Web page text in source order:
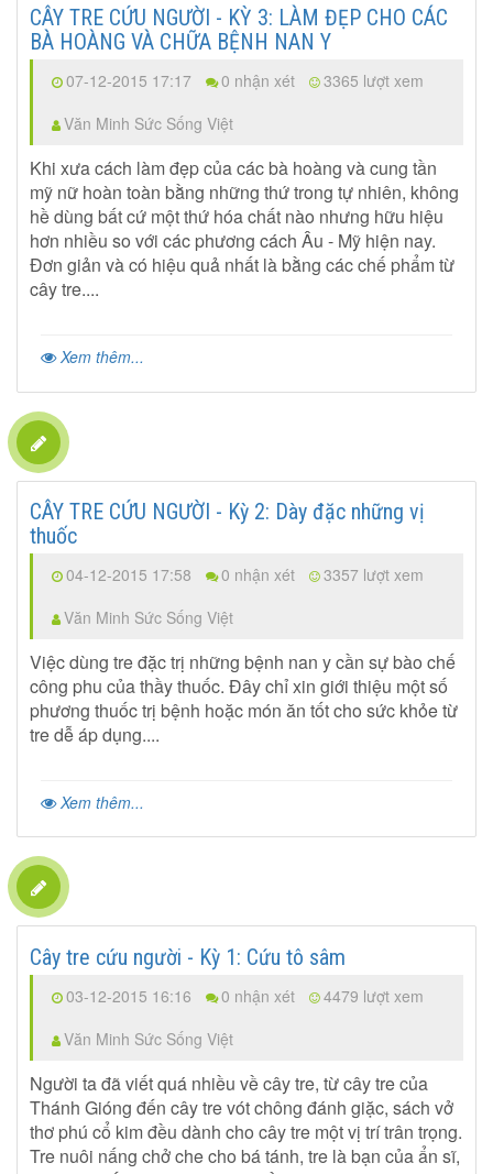
CÂY TRE CỨU NGƯỜI - KỲ 3: LÀM ĐẸP CHO CÁC
BÀ HOÀNG VÀ CHỮA BỆNH NAN Y
07-12-2015 17:17 0 nhận xét
3365 lượt xem
Văn Minh Sức Sống Việt
Khi xưa cách làm đẹp của các bà hoàng và cung tần
mỹ nữ hoàn toàn bằng những thứ trong tự nhiên, không
hề dùng bất cứ một thứ hóa chất nào nhưng hữu hiệu
hơn nhiều so với các phương cách Âu - Mỹ hiện nay.
Đơn giản và có hiệu quả nhất là bằng các chế phẩm từ
cây tre....
Xem thêm...
CÂY TRE CỨU NGƯỜI - Kỳ 2: Dày đặc những vị
thuốc
04-12-2015 17:58 0 nhận xét
3357 lượt xem
Văn Minh Sức Sống Việt
Việc dùng tre đặc trị những bệnh nan y cần sự bào chế
công phu của thầy thuốc. Đây chỉ xin giới thiệu một số
phương thuốc trị bệnh hoặc món ăn tốt cho sức khỏe từ
tre dễ áp dụng....
Xem thêm...
Cây tre cứu người - Kỳ 1: Cứu tô sâm
03-12-2015 16:16 0 nhận xét
4479 lượt xem
Văn Minh Sức Sống Việt
Người ta đã viết quá nhiều về cây tre, từ cây tre của
Thánh Gióng đến cây tre vót chông đánh giặc, sách vở
thơ phú cổ kim đều dành cho cây tre một vị trí trân trọng.
Tre nuôi nấng chở che cho bá tánh, tre là bạn của ẩn sĩ,